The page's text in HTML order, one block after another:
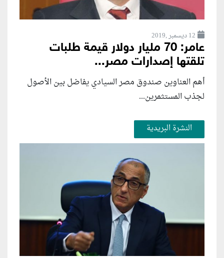
12 ديسمبر ,2019
عامر: 70 مليار دولار قيمة طلبات
تلقتها إصدارات مصر...
أهم العناوين صندوق مصر السيادي يفاضل بين الأصول
لجذب المستثمرين...
النشرة البريدية